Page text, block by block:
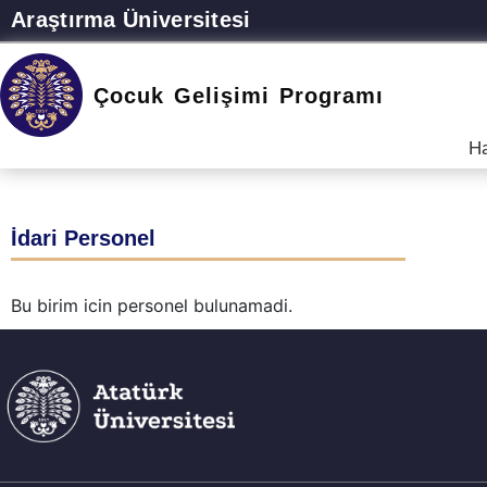
Araştırma Üniversitesi
Çocuk Gelişimi Programı
İdari Personel
Bu birim icin personel bulunamadi.